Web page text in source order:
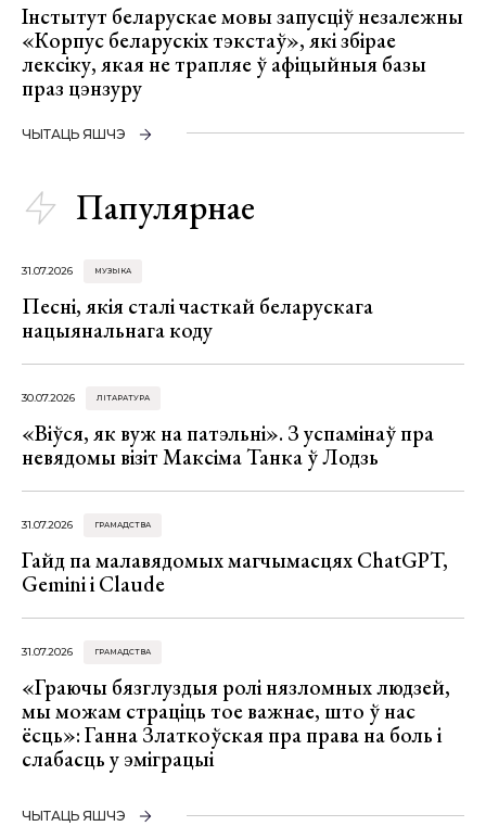
Інстытут беларускае мовы запусціў незалежны
«Корпус беларускіх тэкстаў», які збірае
лексіку, якая не трапляе ў афіцыйныя базы
праз цэнзуру
ЧЫТАЦЬ ЯШЧЭ
Папулярнае
31.07.2026 МУЗЫКА
Песні, якія сталі часткай беларускага
нацыянальнага коду
30.07.2026 ЛІТАРАТУРА
«Віўся, як вуж на патэльні». З успамінаў пра
невядомы візіт Максіма Танка ў Лодзь
31.07.2026 ГРАМАДСТВА
Гайд па малавядомых магчымасцях ChatGPT,
Gemini і Claude
31.07.2026 ГРАМАДСТВА
«Граючы бязглуздыя ролі нязломных людзей,
мы можам страціць тое важнае, што ў нас
ёсць»: Ганна Златкоўская пра права на боль і
слабасць у эміграцыі
ЧЫТАЦЬ ЯШЧЭ